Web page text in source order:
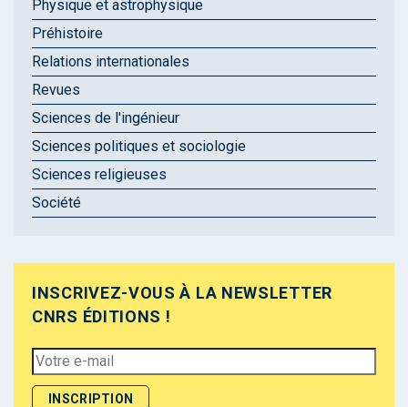
Physique et astrophysique
Préhistoire
Relations internationales
Revues
Sciences de l'ingénieur
Sciences politiques et sociologie
Sciences religieuses
Société
INSCRIVEZ-VOUS À LA NEWSLETTER
CNRS ÉDITIONS !